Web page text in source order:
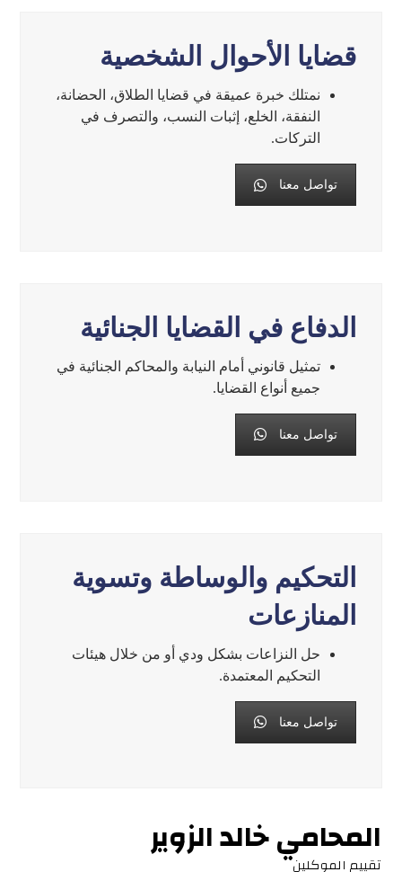
قضايا الأحوال الشخصية
نمتلك خبرة عميقة في قضايا الطلاق، الحضانة،
النفقة، الخلع، إثبات النسب، والتصرف في
التركات.
تواصل معنا
الدفاع في القضايا الجنائية
تمثيل قانوني أمام النيابة والمحاكم الجنائية في
جميع أنواع القضايا.
تواصل معنا
التحكيم والوساطة وتسوية
المنازعات
حل النزاعات بشكل ودي أو من خلال هيئات
التحكيم المعتمدة.
تواصل معنا